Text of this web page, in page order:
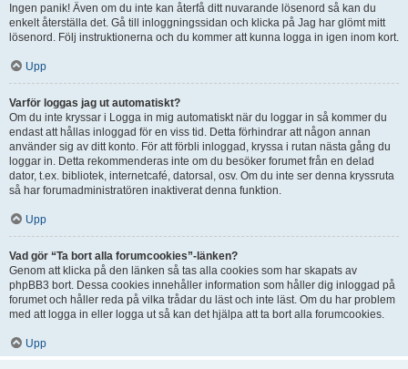
Ingen panik! Även om du inte kan återfå ditt nuvarande lösenord så kan du
enkelt återställa det. Gå till inloggningssidan och klicka på Jag har glömt mitt
lösenord. Följ instruktionerna och du kommer att kunna logga in igen inom kort.
Upp
Varför loggas jag ut automatiskt?
Om du inte kryssar i Logga in mig automatiskt när du loggar in så kommer du
endast att hållas inloggad för en viss tid. Detta förhindrar att någon annan
använder sig av ditt konto. För att förbli inloggad, kryssa i rutan nästa gång du
loggar in. Detta rekommenderas inte om du besöker forumet från en delad
dator, t.ex. bibliotek, internetcafé, datorsal, osv. Om du inte ser denna kryssruta
så har forumadministratören inaktiverat denna funktion.
Upp
Vad gör “Ta bort alla forumcookies”-länken?
Genom att klicka på den länken så tas alla cookies som har skapats av
phpBB3 bort. Dessa cookies innehåller information som håller dig inloggad på
forumet och håller reda på vilka trådar du läst och inte läst. Om du har problem
med att logga in eller logga ut så kan det hjälpa att ta bort alla forumcookies.
Upp